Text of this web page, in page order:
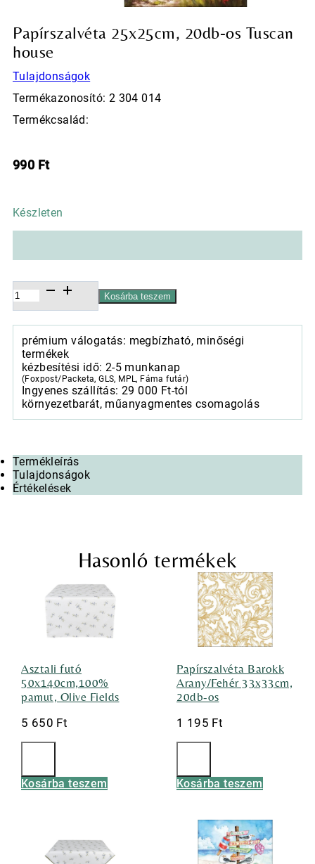
Papírszalvéta 25x25cm, 20db-os Tuscan
house
Tulajdonságok
Termékazonosító: 2 304 014
Termékcsalád:
990 Ft
Készleten
Papírszalvéta
25x25cm,
20db-
os
Tuscan
house
mennyiség
Kosárba teszem
prémium válogatás: megbízható, minőségi
termékek
kézbesítési idő: 2-5 munkanap
(Foxpost/Packeta, GLS, MPL, Fáma futár)
Ingyenes szállítás: 29 000 Ft-tól
környezetbarát, műanyagmentes csomagolás
Termékleírás
Tulajdonságok
Értékelések
Hasonló termékek
Asztali futó
50x140cm,100%
pamut, Olive Fields
5 650 Ft
Kosárba teszem
Papírszalvéta Barokk
Arany/Fehér 33x33cm,
20db-os
1 195 Ft
Kosárba teszem